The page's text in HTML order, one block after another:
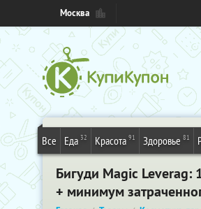
Москва
Все Еда 32 Красота 91 Здоровье 81
Бигуди Magic Leverag:
+ минимум